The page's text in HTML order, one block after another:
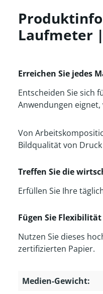
Laufmeter
Erreichen Sie jedes
Entscheiden Sie sich
Anwendungen
Von
Bildqualität von
Treffen Sie die
Erfüllen Sie Ihre
Fügen Sie
Nutzen Sie dieses
zertifizierten Papier.
Medien-Gewicht: